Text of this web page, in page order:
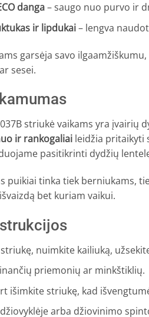
danga– saugo nuo purvo ir
ir lipdukai– lengva
garsėja savo
sesei.
striukė vaikams yra
ir rankogaliai leidžia pritaikyti
pasitikrinti dydžių
puikiai tinka tiek berniukams,
bet kuriam vaikui.
nuimkite kailiuką,
priemonių ar minkštiklių.
išimkite striukę, kad
arba džiovinimo